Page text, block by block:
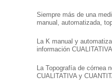
Siempre más de una
manual, automatizada,
La K manual y
información CUALITATIVA.
La Topografía de córnea
CUALITATIVA y